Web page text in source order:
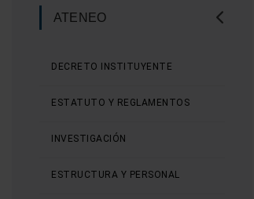
ATENEO
DECRETO INSTITUYENTE
ESTATUTO Y REGLAMENTOS
INVESTIGACIÓN
ESTRUCTURA Y PERSONAL